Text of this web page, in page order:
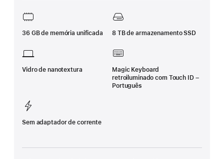
36 GB de memória unificada 8 TB de armazenamento SSD
Vidro de nanotextura
Magic Keyboard
retroiluminado com Touch ID –
Português
Sem adaptador de corrente